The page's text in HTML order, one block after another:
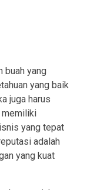
buah yang
yang baik
juga harus
memiliki
yang tepat
adalah
yang kuat